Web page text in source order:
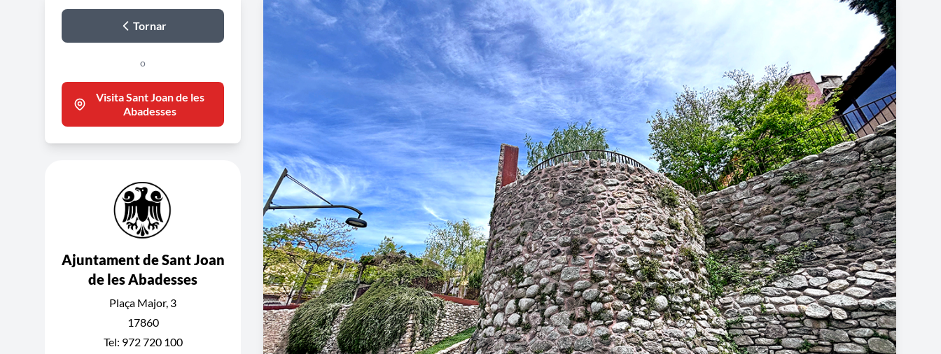
Tornar
o
Visita Sant Joan de les
Abadesses
Ajuntament de Sant Joan
de les Abadesses
Plaça Major, 3
17860
Tel: 972 720 100